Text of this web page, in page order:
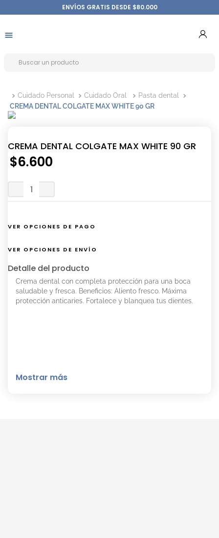
ENVÍOS GRATIS DESDE $80.000
Cuidado Personal Cuidado Oral
Pasta dental
CREMA DENTAL COLGATE MAX WHITE 90 GR
CREMA DENTAL COLGATE MAX WHITE 90 GR
$6.600
VER OPCIONES DE PAGO
VER OPCIONES DE ENVÍO
Detalle del producto
Crema dental con completa protección para una boca
saludable y fresca. Beneficios: Aliento fresco. Máxima
protección anticaries. Fortalece y blanquea tus dientes.
Mostrar más